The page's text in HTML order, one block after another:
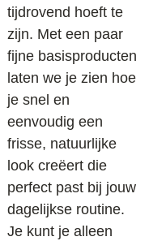
tijdrovend hoeft te
zijn. Met een paar
fijne basisproducten
laten we je zien hoe
je snel en
eenvoudig een
frisse, natuurlijke
look creëert die
perfect past bij jouw
dagelijkse routine.
Je kunt je alleen